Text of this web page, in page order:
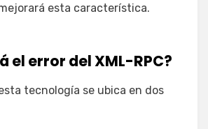
esta característica.
el error del XML-RPC?
tecnología se ubica en dos